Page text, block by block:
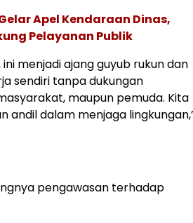
Apel Kendaraan Dinas,
Pelayanan Publik
menjadi ajang guyub rukun dan
sendiri tanpa dukungan
maupun pemuda. Kita
andil dalam menjaga
pengawasan terhadap